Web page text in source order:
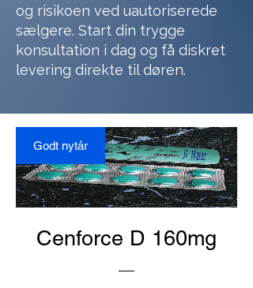
og risikoen ved uautoriserede
sælgere. Start din trygge
konsultation i dag og få diskret
levering direkte til døren.
Godt nytår
Cenforce D 160mg